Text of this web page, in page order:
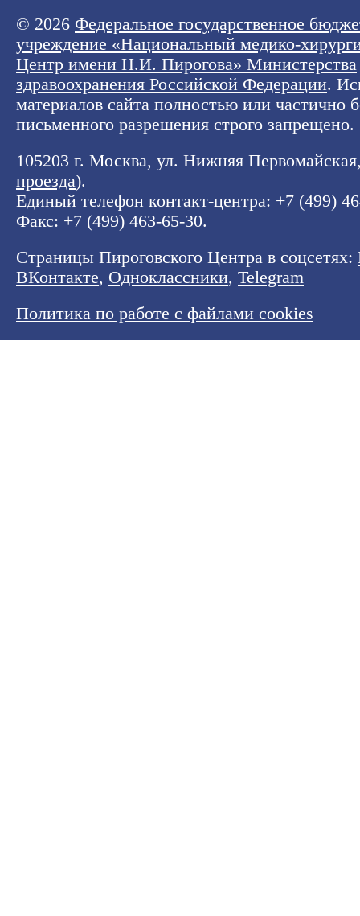
© 2026 Федеральное государственное
учреждение «Национальный медико-
Центр имени Н.И. Пирогова» Министерства
здравоохранения Российской Федерации.
материалов сайта полностью или частично
письменного разрешения строго запрещено.
105203 г. Москва, ул. Нижняя
проезда).
Единый телефон контакт-центра: +7 (499)
Факс: +7 (499) 463-65-30.
Страницы Пироговского Центра в соцсетях:
ВКонтакте, Одноклассники, Telegram
Политика по работе с файлами cookies